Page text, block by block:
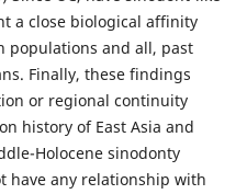
a close biological affinity
populations and all, past
Finally, these findings
or regional continuity
history of East Asia and
Holocene sinodonty
have any relationship with